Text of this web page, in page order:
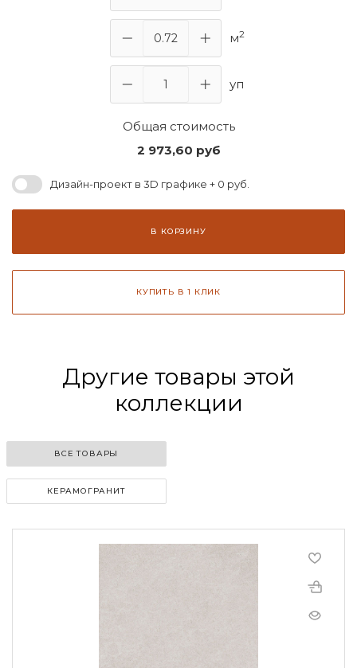
м2
уп
Общая стоимость
2 973,60 руб
Дизайн-проект в 3D графике + 0 руб.
В КОРЗИНУ
КУПИТЬ В 1 КЛИК
Другие товары этой
коллекции
ВСЕ ТОВАРЫ
КЕРАМОГРАНИТ